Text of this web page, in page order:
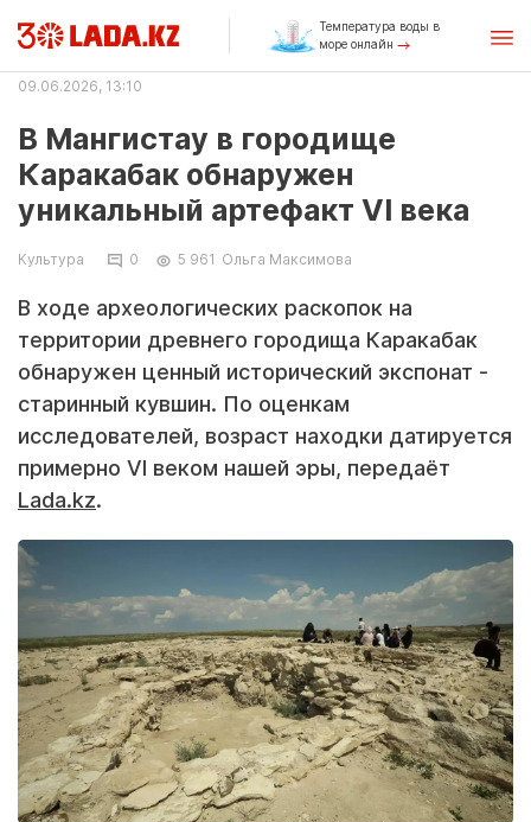
Температура воды в
море онлайн
09.06.2026, 13:10
В Мангистау в городище
Каракабак обнаружен
уникальный артефакт VI века
Культура 0 5 961 Ольга Максимова
В ходе археологических раскопок на
территории древнего городища Каракабак
обнаружен ценный исторический экспонат -
старинный кувшин. По оценкам
исследователей, возраст находки датируется
примерно VI веком нашей эры, передаёт
Lada.kz.